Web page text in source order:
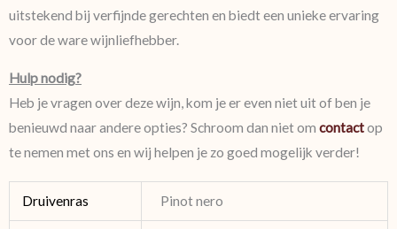
uitstekend bij verfijnde gerechten en biedt een unieke ervaring
voor de ware wijnliefhebber.
Hulp nodig?
Heb je vragen over deze wijn, kom je er even niet uit of ben je
benieuwd naar andere opties? Schroom dan niet om contactop
te nemen met ons en wij helpen je zo goed mogelijk verder!
Druivenras Pinot nero